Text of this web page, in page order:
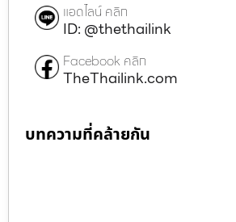
แอดไลน์ คลิก
ID: @thethailink
Facebook คลิก
TheThailink.com
บทความที่คล้ายกัน